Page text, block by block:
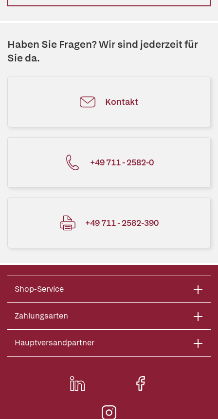
Haben Sie Fragen? Wir sind jederzeit für
Sie da.
Kontakt
+49 711 - 2582-0
+49 711 - 2582-390
Shop-Service
Zahlungsarten
Hauptversandpartner